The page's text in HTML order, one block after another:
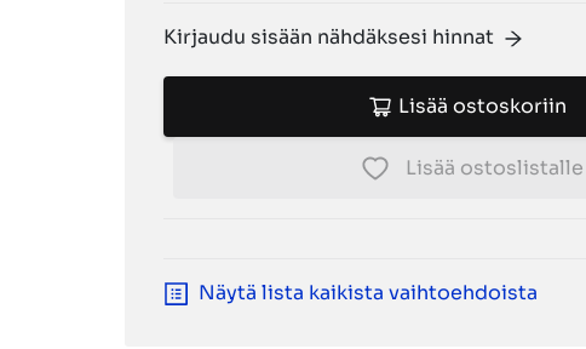
Kirjaudu sisään nähdäksesi hinnat
Lisää ostoskoriin
Lisää ostoslistalle
Näytä lista kaikista vaihtoehdoista